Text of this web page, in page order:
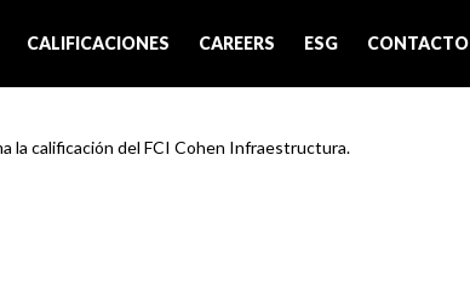
CALIFICACIONES CAREERS ESG CONTACTO
la calificación del FCI Cohen Infraestructura.